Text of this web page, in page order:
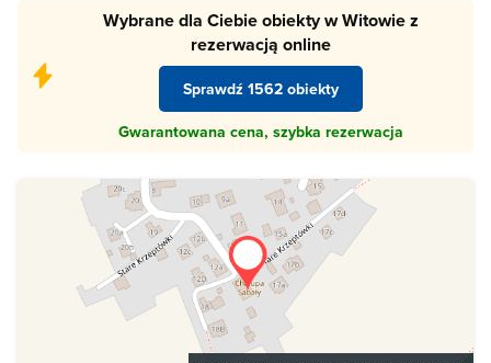
Wybrane dla Ciebie obiekty w Witowie z
rezerwacją online
Sprawdź 1562 obiekty
Gwarantowana cena, szybka rezerwacja